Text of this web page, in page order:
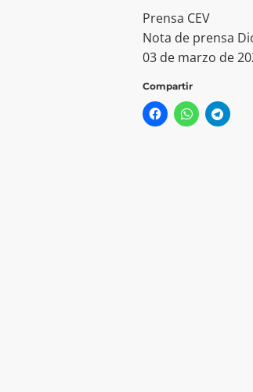
Prensa CEV
Nota de prensa
03 de marzo de
Compartir